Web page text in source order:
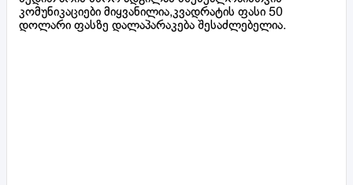
კომუნიკაციები მიყვანილია,კვადრატის ფასი 50
დოლარი ფასზე დალაპარაკება შესაძლებელია.